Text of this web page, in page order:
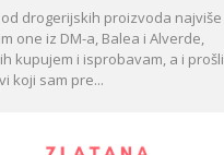
drogerijskih proizvoda najviše
one iz DM-a, Balea i Alverde,
kupujem i isprobavam, a i prošli
koji sam pre...